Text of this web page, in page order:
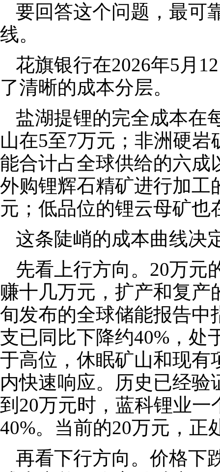
要回答这个问题，最可
线。
花旗银行在2026年5月
了清晰的成本分层。
盐湖提锂的完全成本在
山在5至7万元；非洲硬
能合计占全球供给的六成
外购锂辉石精矿进行加工
元；低品位的锂云母矿也
这条陡峭的成本曲线决
先看上行方向。20万元
赚十几万元，扩产和复
旬发布的全球储能报告中
支已同比下降约40%，处
于高位，休眠矿山和现有
内快速响应。历史已经验
到20万元时，蓝科锂业
40%。当前的20万元，正
再看下行方向。价格下